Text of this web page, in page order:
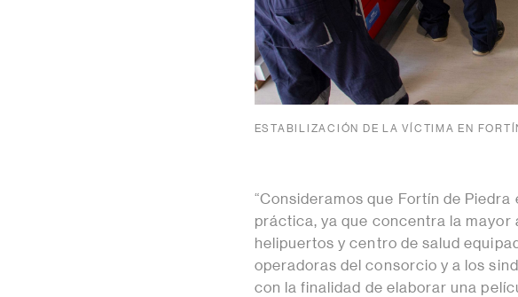
ESTABILIZACIÓN DE LA VÍCTIMA EN
“Consideramos que Fortín de
práctica, ya que concentra la
helipuertos y centro de salud
operadoras del consorcio y a los
con la finalidad de elaborar una